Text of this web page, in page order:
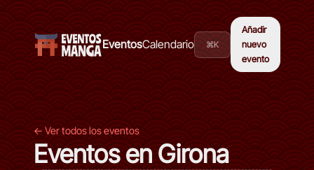
EventosCalendario ⌘K
Añadir
nuevo
evento
← Ver todos los eventos
Eventos en Girona